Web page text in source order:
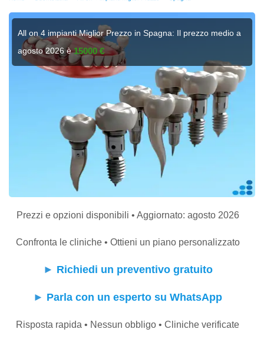
All on 4 impianti Miglior Prezzo in Spagna: Il prezzo medio a
agosto 2026 è15000 €
Prezzi e opzioni disponibili • Aggiornato: agosto 2026
Confronta le cliniche • Ottieni un piano personalizzato
► Richiedi un preventivo gratuito
► Parla con un esperto su WhatsApp
Risposta rapida • Nessun obbligo • Cliniche verificate